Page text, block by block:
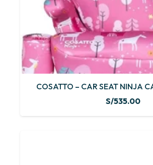
COSATTO – CAR SEAT NINJA
S/535.00